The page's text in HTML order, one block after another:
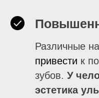
Различные
привести к
зубов. У
эстетика